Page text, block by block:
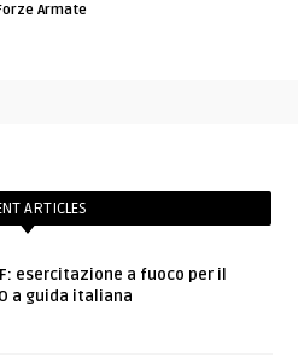
Armate
ARTICLES
esercitazione a fuoco per il
a guida italiana